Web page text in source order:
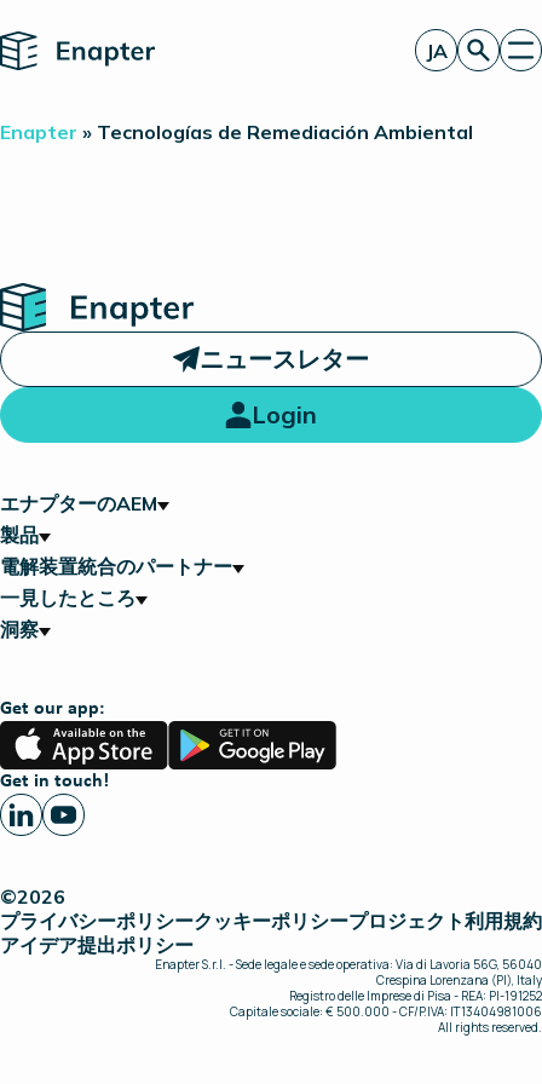
Home
お見積もり
投資家情報
JA
Enapter » Tecnologías de Remediación Ambiental
Home
ニュースレター
Login
エナプターのAEM
製品
電解装置統合のパートナー
一見したところ
洞察
Get our app:
App
Store
Google
Play
Get in touch!
©2026
プライバシーポリシークッキーポリシープロジェクト利用規約
アイデア提出ポリシー
Enapter S.r.l. - Sede legale e sede operativa: Via di Lavoria 56G, 56040
Crespina Lorenzana (PI), Italy
Registro delle Imprese di Pisa - REA: PI-191252
Capitale sociale: € 500.000 - CF/P.IVA: IT13404981006
All rights reserved.